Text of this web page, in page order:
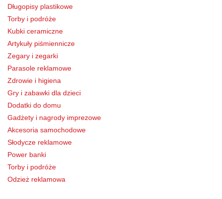
Długopisy plastikowe
Torby i podróże
Kubki ceramiczne
Artykuły piśmiennicze
Zegary i zegarki
Parasole reklamowe
Zdrowie i higiena
Gry i zabawki dla dzieci
Dodatki do domu
Gadżety i nagrody imprezowe
Akcesoria samochodowe
Słodycze reklamowe
Power banki
Torby i podróże
Odzież reklamowa